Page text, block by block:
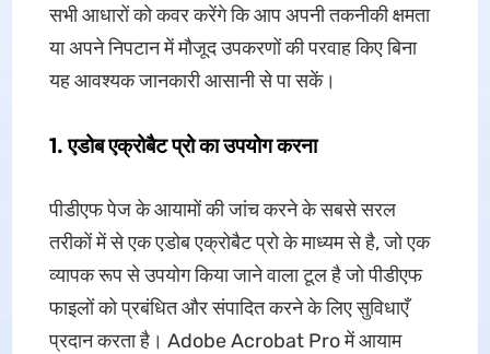
सभी आधारों को कवर करेंगे कि आप अपनी तकनीकी क्षमता
या अपने निपटान में मौजूद उपकरणों की परवाह किए बिना
यह आवश्यक जानकारी आसानी से पा सकें।
1. एडोब एक्रोबैट प्रो का उपयोग करना
पीडीएफ पेज के आयामों की जांच करने के सबसे सरल
तरीकों में से एक एडोब एक्रोबैट प्रो के माध्यम से है, जो एक
व्यापक रूप से उपयोग किया जाने वाला टूल है जो पीडीएफ
फाइलों को प्रबंधित और संपादित करने के लिए सुविधाएँ
प्रदान करता है। Adobe Acrobat Pro में आयाम